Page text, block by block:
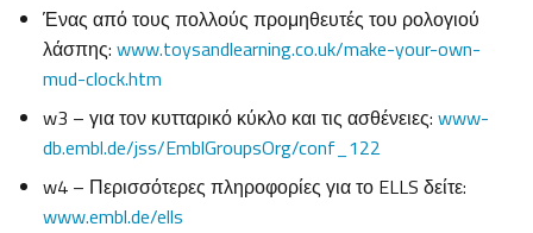
Ένας από τους πολλούς προμηθευτές του ρολογιού
λάσπης: www.toysandlearning.co.uk/make-your-own-
mud-clock.htm
w3 – για τον κυτταρικό κύκλο και τις ασθένειες: www-
db.embl.de/jss/EmblGroupsOrg/conf_122
w4 – Περισσότερες πληροφορίες για το ELLS δείτε:
www.embl.de/ells